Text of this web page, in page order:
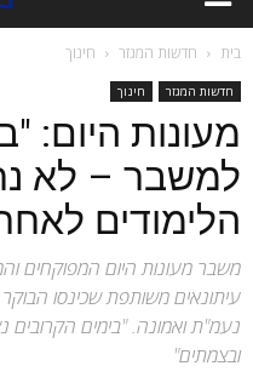
בית חדשות המגזר חינוך
חדשות המגזר חינוך
מעונות היום:
למשבר – לא
הלימודים
משבר מעונות היום המפוקחים
עיתונאים משותפת שכינסו הבוקר
נעמ"ת ואמונה. "בימים הקרובים
ובצמתים"